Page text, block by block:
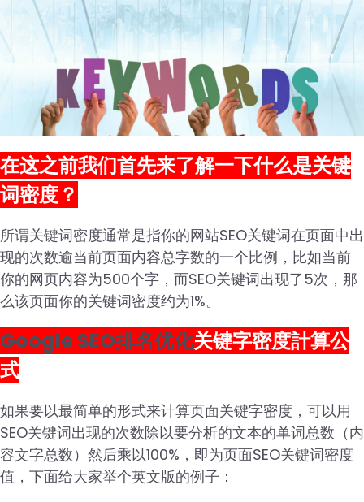
在这之前我们首先来了解一下什么是关键
词密度？
所谓关键词密度通常是指你的网站SEO关键词在页面中出
现的次数逾当前页面内容总字数的一个比例，比如当前
你的网页内容为500个字，而SEO关键词出现了5次，那
么该页面你的关键词密度约为1%。
Google SEO排名优化关键字密度計算公
式
如果要以最简单的形式来计算页面关键字密度，可以用
SEO关键词出现的次数除以要分析的文本的单词总数（内
容文字总数）然后乘以100%，即为页面SEO关键词密度
值，下面给大家举个英文版的例子：